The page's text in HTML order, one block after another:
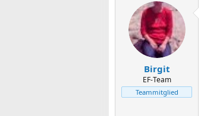
Birgit
EF-Team
Teammitglied